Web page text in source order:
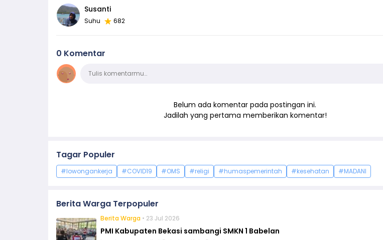
Susanti
Suhu 682
0 Komentar
KomentarTulis komentarmu…
Belum ada komentar pada postingan ini.
Jadilah yang pertama memberikan komentar!
Tagar Populer
#lowongankerja #COVID19 #OMS #religi #humaspemerintah #kesehatan #MADANI
Berita Warga Terpopuler
Berita Warga • 23 Jul 2026
PMI Kabupaten Bekasi sambangi SMKN 1 Babelan